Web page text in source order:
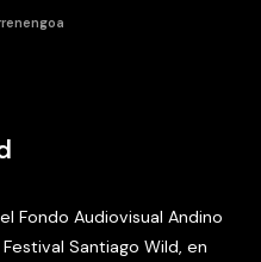
Fondo Audiovisual Andino
Santiago Wild, en